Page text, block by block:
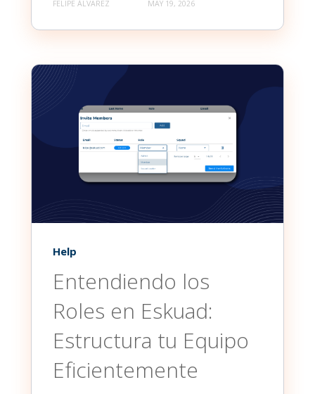
FELIPE ÁLVAREZ MAY 19, 2026
Help
Entendiendo los
Roles en Eskuad:
Estructura tu Equipo
Eficientemente